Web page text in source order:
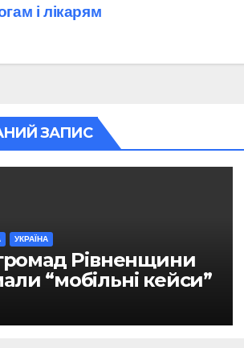
і лікарям
ЗАПИС
УКРАЇНА
Рівненщини
“мобільні кейси”